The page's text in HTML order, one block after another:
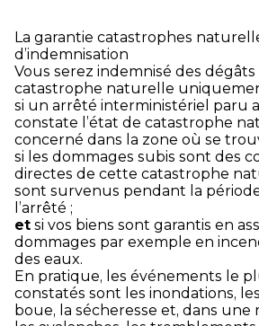
La garantie catastrophes
d’indemnisation
Vous serez indemnisé des
catastrophe naturelle
si un arrêté interministériel paru
constate l’état de catastrophe
concerné dans la zone où se
si les dommages subis sont des
directes de cette catastrophe
sont survenus pendant la
l’arrêté ;
et si vos biens sont garantis en
dommages par exemple en
des eaux.
En pratique, les événements le
constatés sont les inondations,
boue, la sécheresse et, dans une